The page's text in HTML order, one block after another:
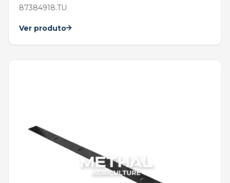
87384918.TU
Ver produto